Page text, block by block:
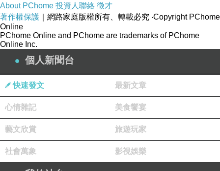
About PChome 投資人聯絡 徵才
著作權保護 ｜網路家庭版權所有、轉載必究 ‧Copyright PChome
Online
PChome Online and PChome are trademarks of PChome
Online Inc.
個人新聞台
快速發文 最新文章
心情雜記 美食饗宴
藝文欣賞 旅遊玩家
社會萬象 影視娛樂